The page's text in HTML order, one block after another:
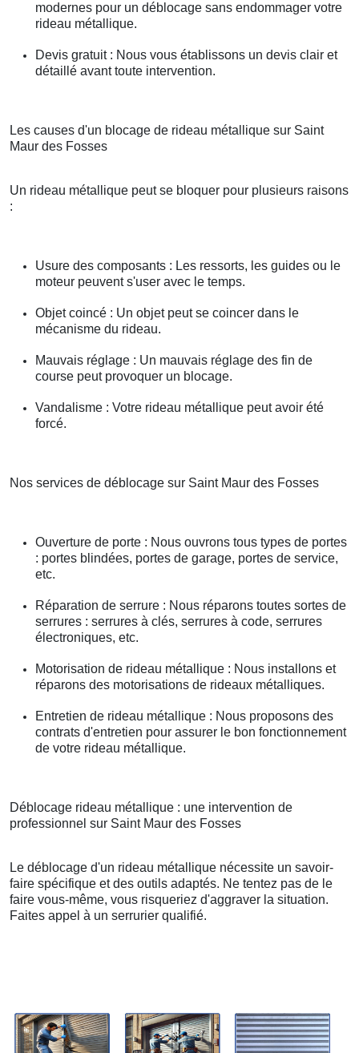
modernes pour un déblocage sans endommager votre
rideau métallique.
Devis gratuit : Nous vous établissons un devis clair et
détaillé avant toute intervention.
Les causes d'un blocage de rideau métallique sur Saint
Maur des Fosses
Un rideau métallique peut se bloquer pour plusieurs raisons
:
Usure des composants : Les ressorts, les guides ou le
moteur peuvent s'user avec le temps.
Objet coincé : Un objet peut se coincer dans le
mécanisme du rideau.
Mauvais réglage : Un mauvais réglage des fin de
course peut provoquer un blocage.
Vandalisme : Votre rideau métallique peut avoir été
forcé.
Nos services de déblocage sur Saint Maur des Fosses
Ouverture de porte : Nous ouvrons tous types de portes
: portes blindées, portes de garage, portes de service,
etc.
Réparation de serrure : Nous réparons toutes sortes de
serrures : serrures à clés, serrures à code, serrures
électroniques, etc.
Motorisation de rideau métallique : Nous installons et
réparons des motorisations de rideaux métalliques.
Entretien de rideau métallique : Nous proposons des
contrats d'entretien pour assurer le bon fonctionnement
de votre rideau métallique.
Déblocage rideau métallique : une intervention de
professionnel sur Saint Maur des Fosses
Le déblocage d'un rideau métallique nécessite un savoir-
faire spécifique et des outils adaptés. Ne tentez pas de le
faire vous-même, vous risqueriez d'aggraver la situation.
Faites appel à un serrurier qualifié.